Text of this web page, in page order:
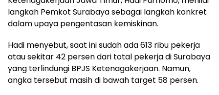
langkah Pemkot Surabaya sebagai langkah konkret
dalam upaya pengentasan kemiskinan.
Hadi menyebut, saat ini sudah ada 613 ribu pekerja
atau sekitar 42 persen dari total pekerja di Surabaya
yang terlindungi BPJS Ketenagakerjaan. Namun,
angka tersebut masih di bawah target 58 persen.